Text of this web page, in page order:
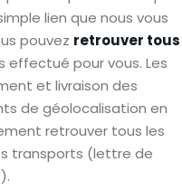
lien que nous vous
pouvez retrouver tous
effectué pour vous. Les
et livraison des
de géolocalisation en
retrouver tous les
transports (lettre de